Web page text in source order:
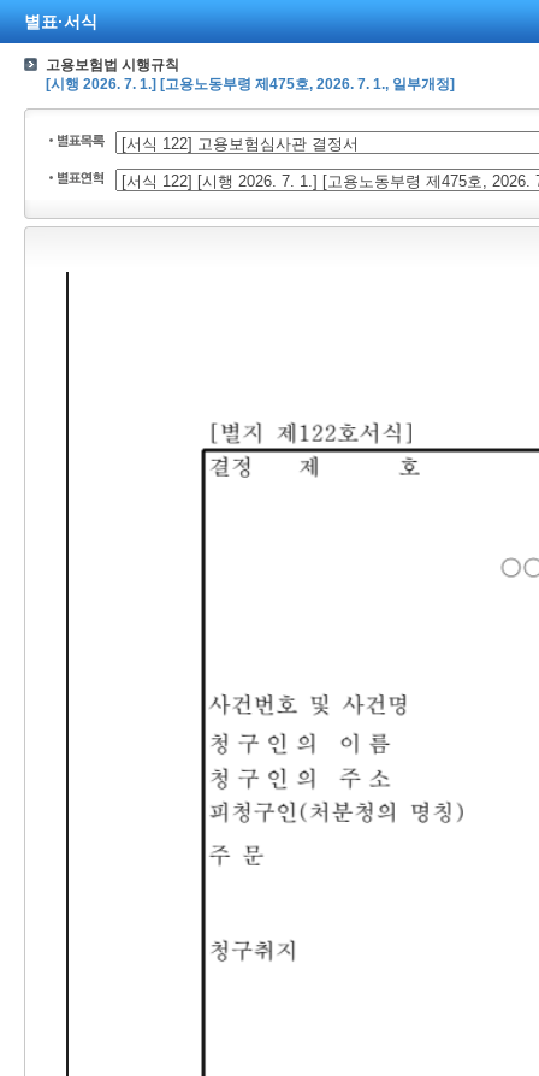
별표·서식
고용보험법 시행규칙
[시행 2026. 7. 1.] [고용노동부령 제475호, 2026. 7. 1., 일부개정]